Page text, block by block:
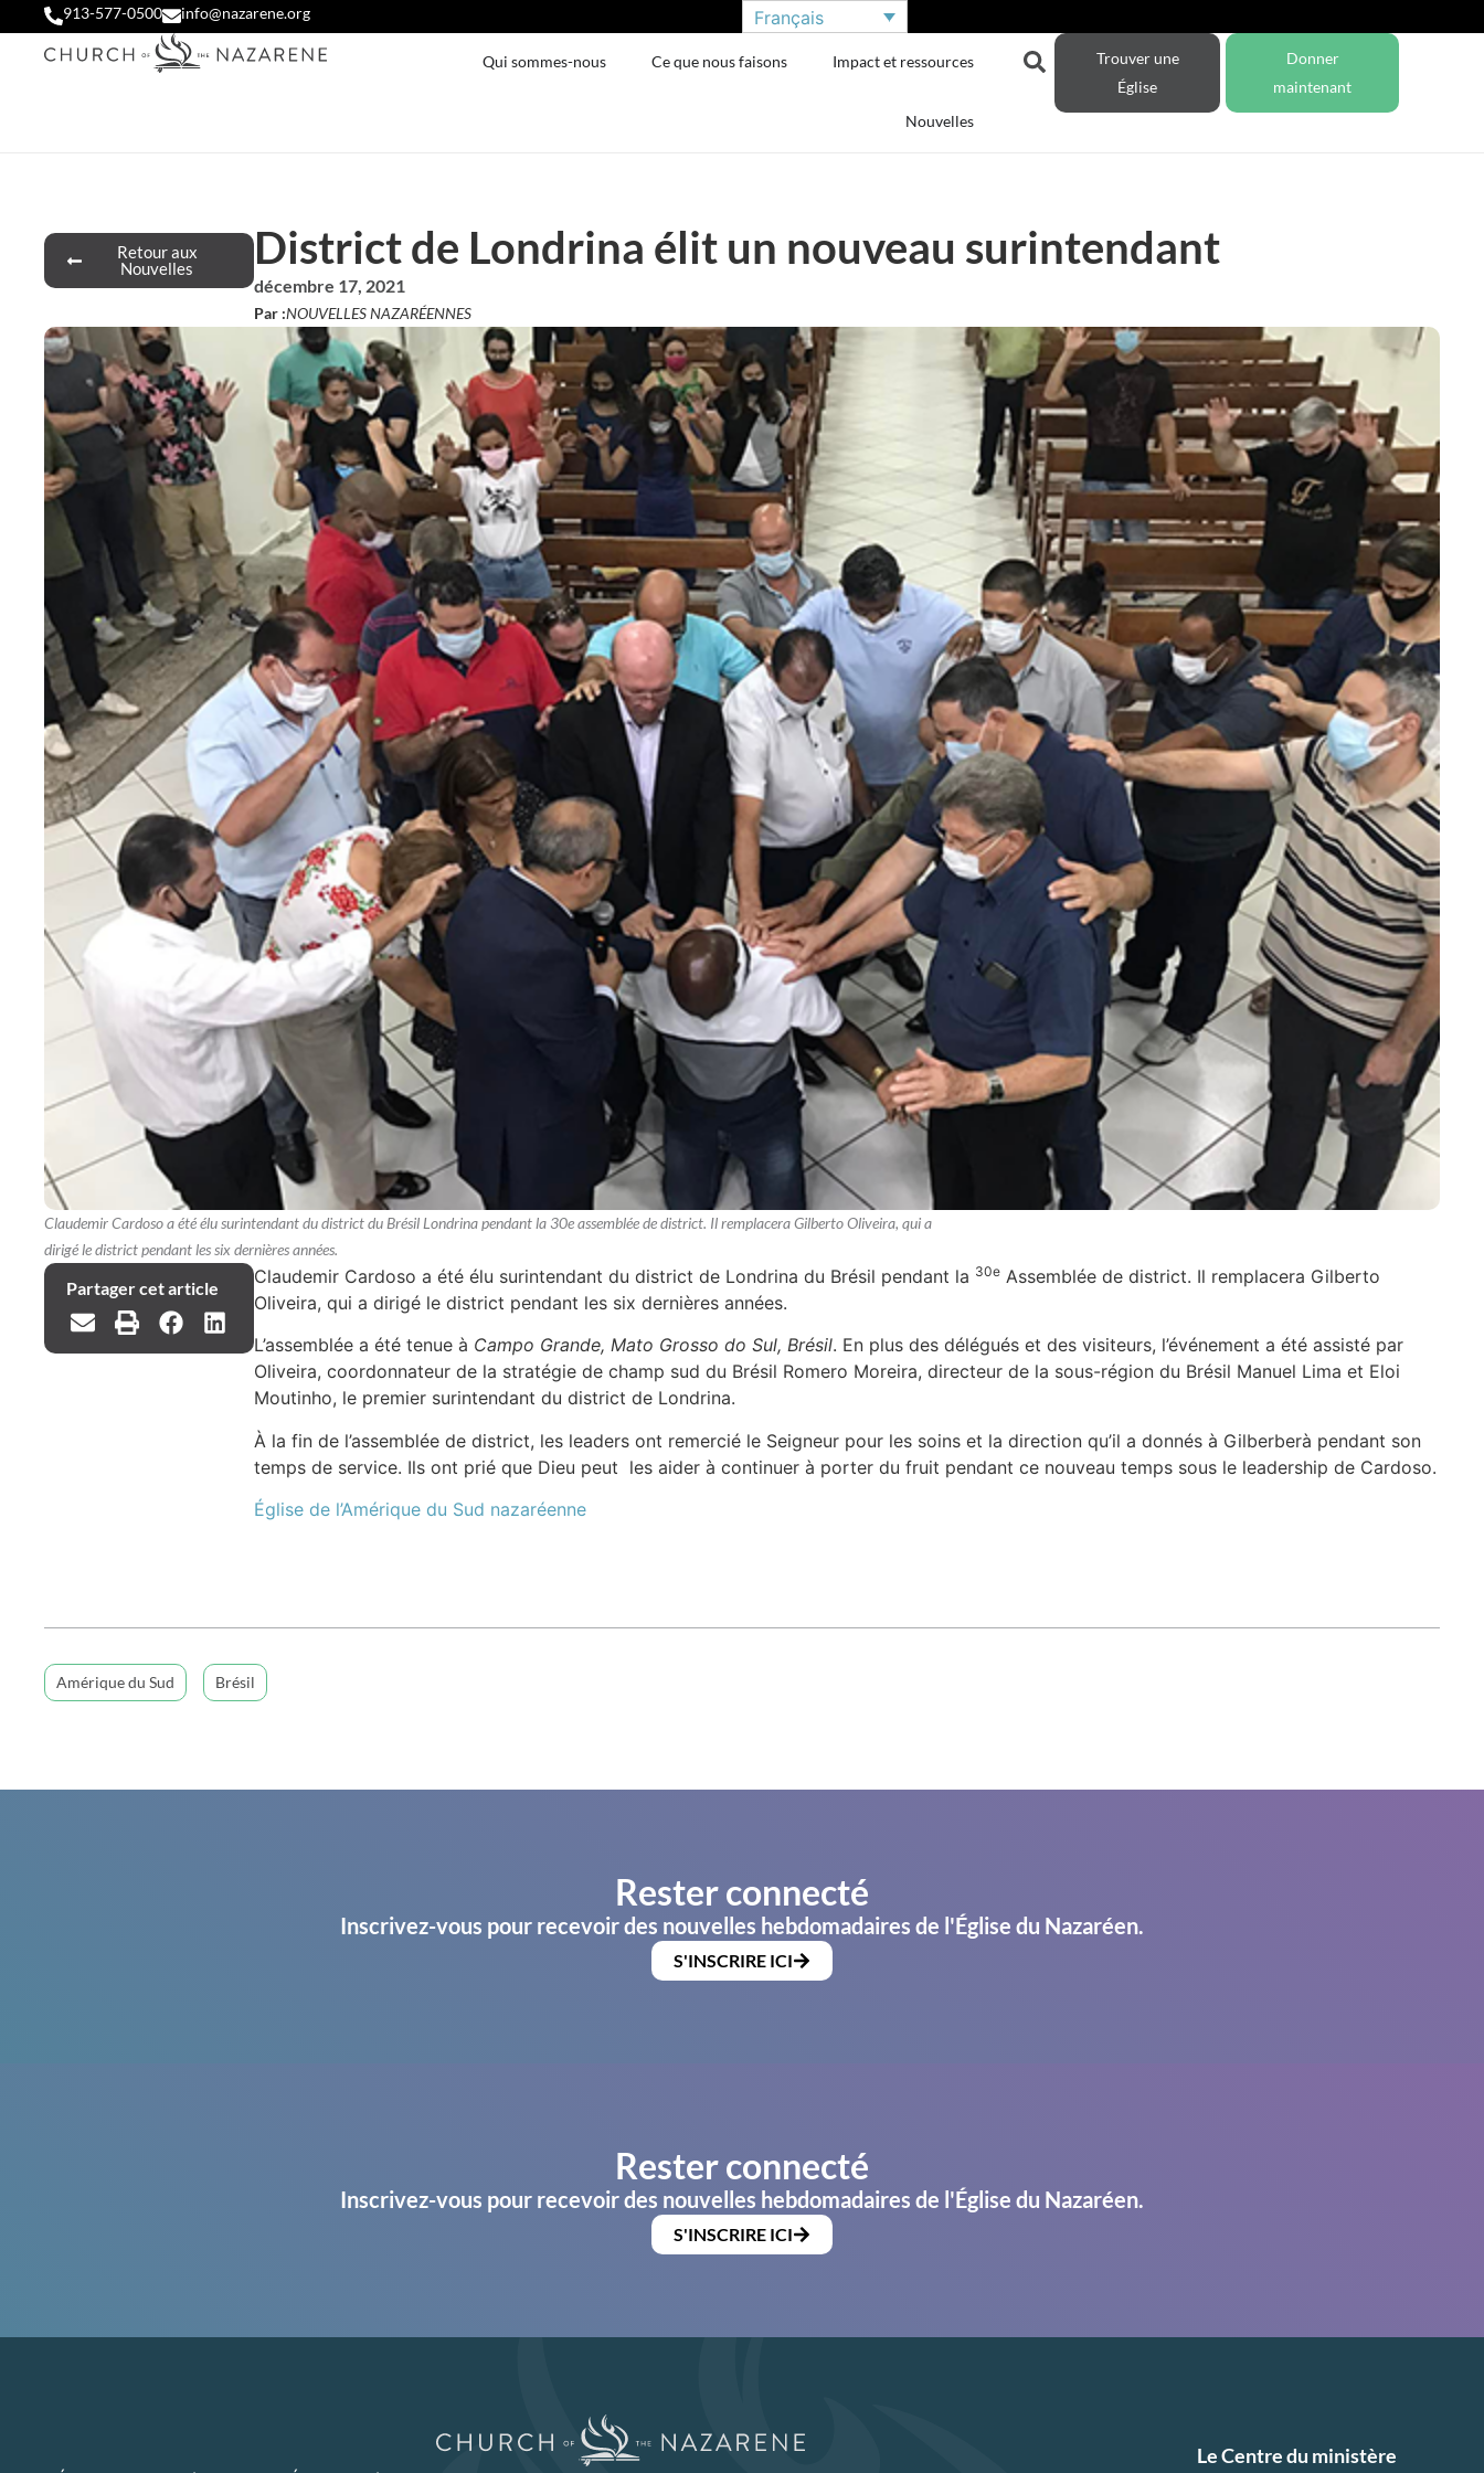
913-577-0500 info@nazarene.org Français
Qui sommes-nous Ce que nous faisons Impact et ressources
Nouvelles
Trouver une
Église
Donner
maintenant
Retour aux
Nouvelles
District de Londrina élit un nouveau surintendant
décembre 17, 2021
Par :NOUVELLES NAZARÉENNES
Claudemir Cardoso a été élu surintendant du district du Brésil Londrina pendant la 30e assemblée de district. Il remplacera Gilberto Oliveira, qui a
dirigé le district pendant les six dernières années.
Partager cet article
Claudemir Cardoso a été élu surintendant du district de Londrina du Brésil pendant la 30eAssemblée de district. Il remplacera Gilberto
Oliveira, qui a dirigé le district pendant les six dernières années.
L’assemblée a été tenue à Campo Grande, Mato Grosso do Sul, Brésil. En plus des délégués et des visiteurs, l’événement a été assisté par
Oliveira, coordonnateur de la stratégie de champ sud du Brésil Romero Moreira, directeur de la sous-région du Brésil Manuel Lima et Eloi
Moutinho, le premier surintendant du district de Londrina.
À la fin de l’assemblée de district, les leaders ont remercié le Seigneur pour les soins et la direction qu’il a donnés à Gilberberà pendant son
temps de service. Ils ont prié que Dieu peut les aider à continuer à porter du fruit pendant ce nouveau temps sous le leadership de Cardoso.
Église de l’Amérique du Sud nazaréenne
Amérique du Sud Brésil
Rester connecté
Inscrivez-vous pour recevoir des nouvelles hebdomadaires de l'Église du Nazaréen.
S'INSCRIRE ICI
Rester connecté
Inscrivez-vous pour recevoir des nouvelles hebdomadaires de l'Église du Nazaréen.
S'INSCRIRE ICI
Le Centre du ministère